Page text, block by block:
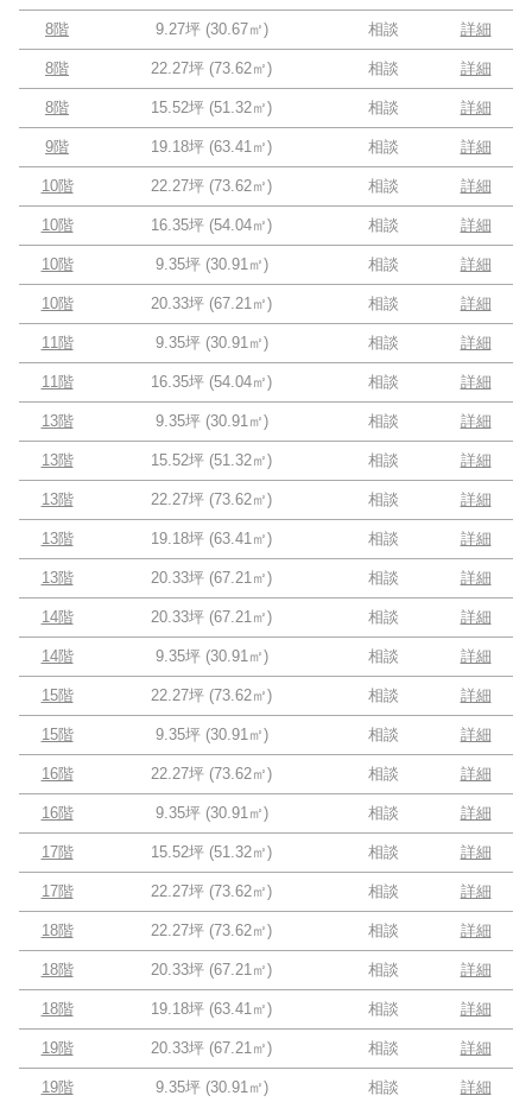
8階 9.27坪 (30.67㎡) 相談 詳細
8階 22.27坪 (73.62㎡) 相談 詳細
8階 15.52坪 (51.32㎡) 相談 詳細
9階 19.18坪 (63.41㎡) 相談 詳細
10階 22.27坪 (73.62㎡) 相談 詳細
10階 16.35坪 (54.04㎡) 相談 詳細
10階 9.35坪 (30.91㎡) 相談 詳細
10階 20.33坪 (67.21㎡) 相談 詳細
11階 9.35坪 (30.91㎡) 相談 詳細
11階 16.35坪 (54.04㎡) 相談 詳細
13階 9.35坪 (30.91㎡) 相談 詳細
13階 15.52坪 (51.32㎡) 相談 詳細
13階 22.27坪 (73.62㎡) 相談 詳細
13階 19.18坪 (63.41㎡) 相談 詳細
13階 20.33坪 (67.21㎡) 相談 詳細
14階 20.33坪 (67.21㎡) 相談 詳細
14階 9.35坪 (30.91㎡) 相談 詳細
15階 22.27坪 (73.62㎡) 相談 詳細
15階 9.35坪 (30.91㎡) 相談 詳細
16階 22.27坪 (73.62㎡) 相談 詳細
16階 9.35坪 (30.91㎡) 相談 詳細
17階 15.52坪 (51.32㎡) 相談 詳細
17階 22.27坪 (73.62㎡) 相談 詳細
18階 22.27坪 (73.62㎡) 相談 詳細
18階 20.33坪 (67.21㎡) 相談 詳細
18階 19.18坪 (63.41㎡) 相談 詳細
19階 20.33坪 (67.21㎡) 相談 詳細
19階 9.35坪 (30.91㎡) 相談 詳細